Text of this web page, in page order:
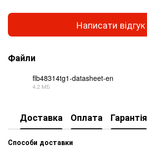
Написати відгук
Файли
flb48314tg1-datasheet-en
4.2 МБ
Доставка Оплата Гарантія
Способи доставки